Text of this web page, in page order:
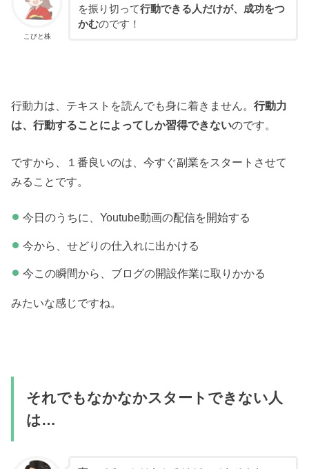
こびと株
を振り切って行動できる人だけが、成功をつ
かむのです！
行動力は、テキストを読んでも身に着きません。行動力
は、行動することによってしか習得できないのです。
ですから、１番良いのは、今すぐ副業をスタートさせて
みることです。
今日のうちに、Youtube動画の配信を開始する
今から、せどりの仕入れに出かける
今この瞬間から、ブログの開設作業に取りかかる
みたいな感じですね。
それでもなかなかスタートできない人
は…